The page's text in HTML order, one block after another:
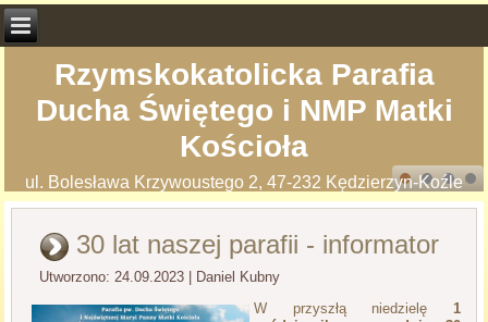
Rzymskokatolicka Parafia
Ducha Świętego i NMP Matki
Kościoła
ul. Bolesława Krzywoustego 2, 47-232 Kędzierzyn-Koźle
30 lat naszej parafii - informator
Utworzono: 24.09.2023
Daniel Kubny
W przyszłą niedzielę 1